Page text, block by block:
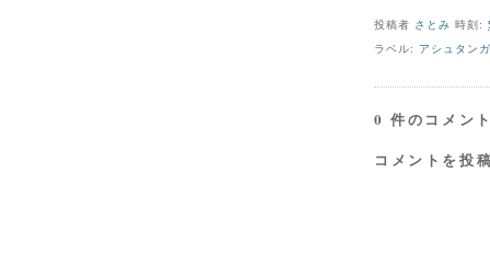
投稿者 さとみ 時刻:
ラベル: アシュタン
0 件のコメン
コメントを投